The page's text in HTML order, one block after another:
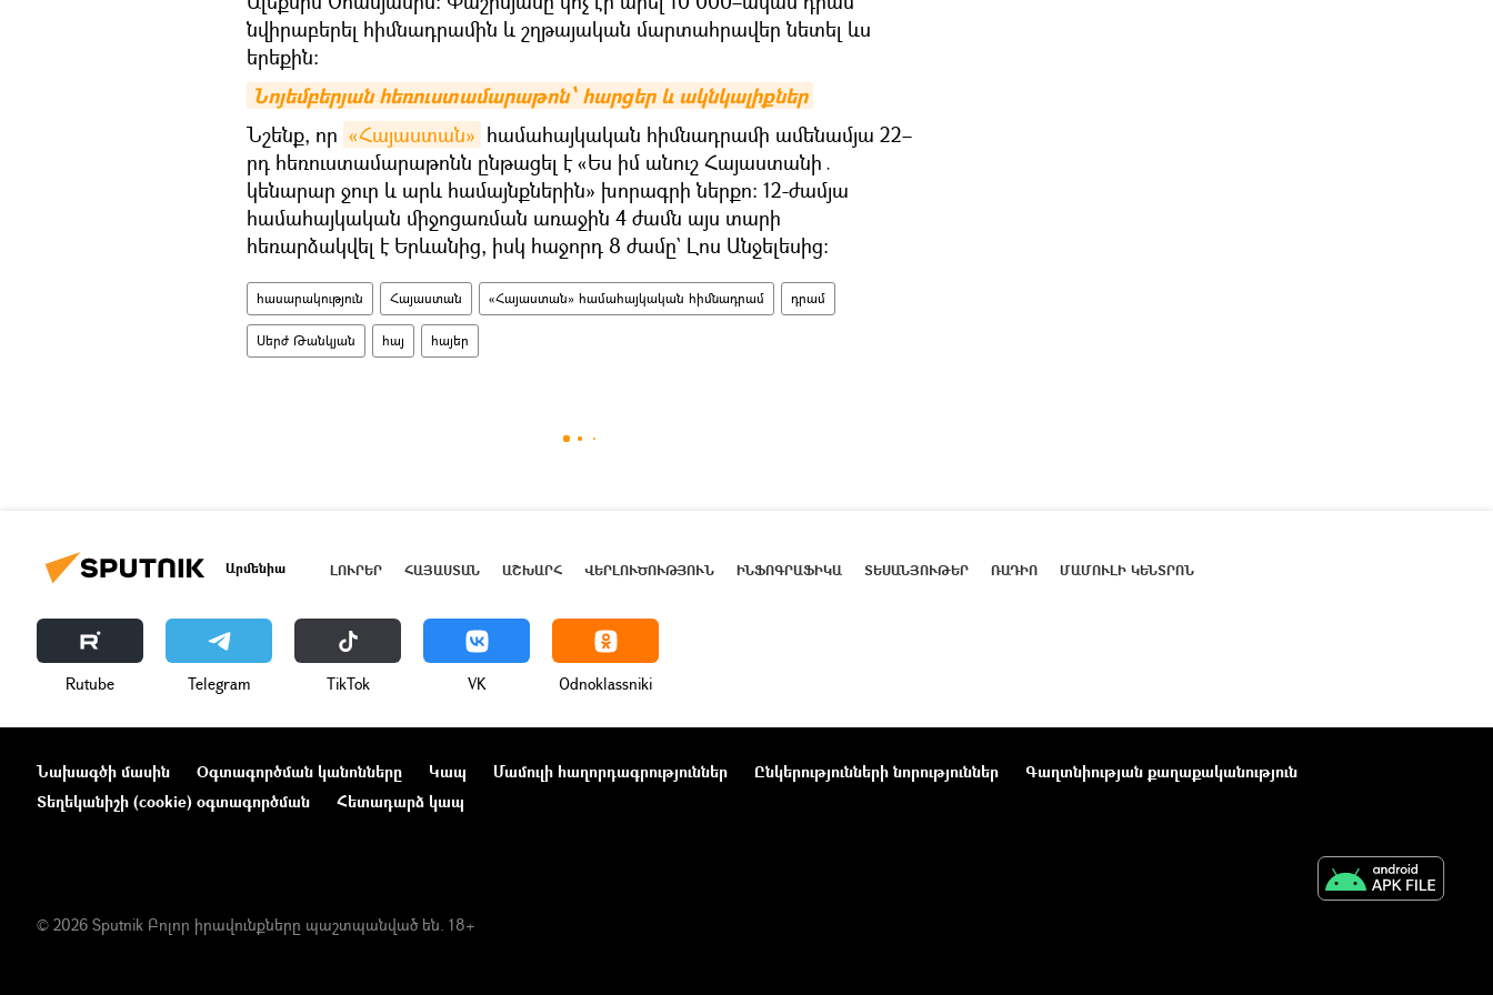
նվիրաբերել հիմնադրամին և շղթայական մարտահրավեր նետել ևս
երեքին։
Նոյեմբերյան հեռուստամարաթոն՝ հարցեր և ակնկալիքներ
Նշենք, որ «Հայաստան» համահայկական հիմնադրամի ամենամյա 22–
րդ հեռուստամարաթոնն ընթացել է «Ես իմ անուշ Հայաստանի․
կենարար ջուր և արև համայնքներին» խորագրի ներքո: 12-ժամյա
համահայկական միջոցառման առաջին 4 ժամն այս տարի
հեռարձակվել է Երևանից, իսկ հաջորդ 8 ժամը` Լոս Անջելեսից։
հասարակություն Հայաստան «Հայաստան» համահայկական հիմնադրամ դրամ
Սերժ Թանկյան հայ հայեր
Արմենիա ԼՈՒՐԵՐ ՀԱՅԱՍՏԱՆ ԱՇԽԱՐՀ ՎԵՐԼՈՒԾՈՒԹՅՈՒՆ ԻՆՖՈԳՐԱՖԻԿԱ ՏԵՍԱՆՅՈՒԹԵՐ ՌԱԴԻՈ ՄԱՄՈՒԼԻ ԿԵՆՏՐՈՆ
Rutube Telegram ТikТоk VK Odnoklassniki
Նախագծի մասին Օգտագործման կանոնները Կապ Մամուլի հաղորդագրություններ Ընկերությունների նորություններ
Գաղտնիության քաղաքականություն
Տեղեկանիշի (cookie) օգտագործման
Հետադարձ կապ
© 2026 Sputnik Բոլոր իրավունքները պաշտպանված են. 18+